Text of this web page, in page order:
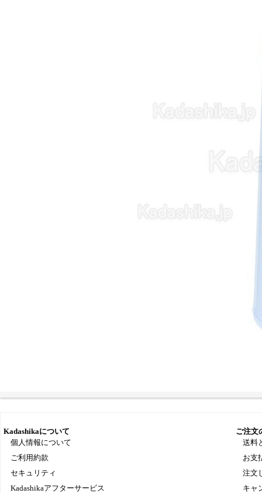
Kadashikaについて
個人情報について
ご利用約款
セキュリティ
Kadashikaアフターサービス
ご注文
送料
お支
注文
キャ